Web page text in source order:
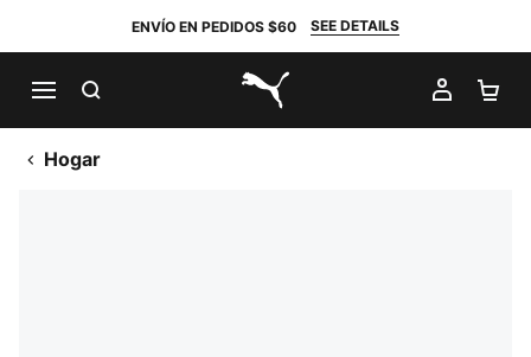
ENVÍO EN PEDIDOS $60 SEE DETAILS
PUMA.com
MI
Hogar